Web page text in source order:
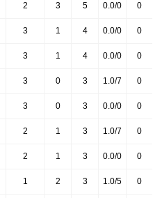
2 3 5 0.0/0 0
3 1 4 0.0/0 0
3 1 4 0.0/0 0
3 0 3 1.0/7 0
3 0 3 0.0/0 0
2 1 3 1.0/7 0
2 1 3 0.0/0 0
1 2 3 1.0/5 0